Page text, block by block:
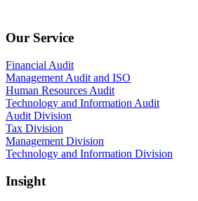
Our Service
Financial Audit
Management Audit and ISO
Human Resources Audit
Technology and Information Audit
Audit Division
Tax Division
Management Division
Technology and Information Division
Insight